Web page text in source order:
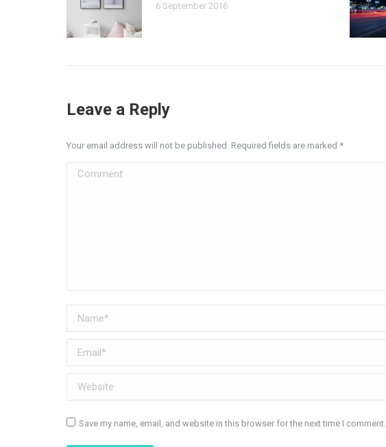
6 September 2016
Leave a Reply
Your email address will not be published. Required fields are marked *
Comment
Name *
Email *
Website
Save my name, email, and website in this browser for the next time I comment.